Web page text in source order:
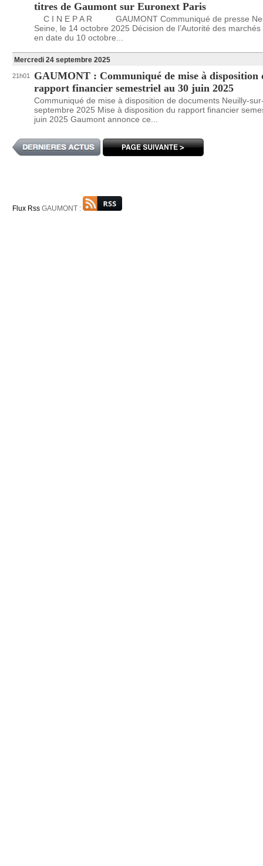
titres de Gaumont sur Euronext Paris
C I N E P A R GAUMONT Communiqué de presse
Seine, le 14 octobre 2025 Décision de l’Autorité des
en date du 10 octobre...
Mercredi 24 septembre 2025
21h01
GAUMONT : Communiqué de mise à disposition
rapport financier semestriel au 30 juin 2025
Communiqué de mise à disposition de documents Neuilly-
septembre 2025 Mise à disposition du rapport financier
juin 2025 Gaumont annonce ce...
Flux Rss GAUMONT :